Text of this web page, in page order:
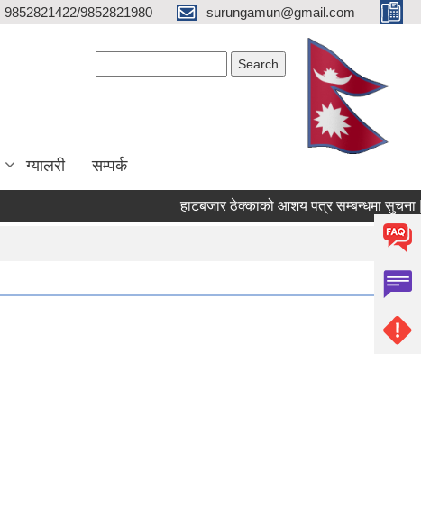
9852821422/9852821980 surungamun@gmail.com
ग्यालरी सम्पर्क
हाटबजार ठेक्काको आशय पत्र सम्बन्धमा सुचना |